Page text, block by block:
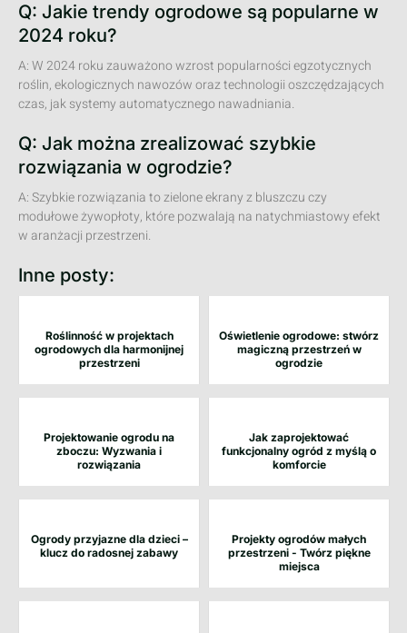
Q: Jakie trendy ogrodowe są popularne w
2024 roku?
A: W 2024 roku zauważono wzrost popularności egzotycznych
roślin, ekologicznych nawozów oraz technologii oszczędzających
czas, jak systemy automatycznego nawadniania.
Q: Jak można zrealizować szybkie
rozwiązania w ogrodzie?
A: Szybkie rozwiązania to zielone ekrany z bluszczu czy
modułowe żywopłoty, które pozwalają na natychmiastowy efekt
w aranżacji przestrzeni.
Inne posty:
Roślinność w projektach
ogrodowych dla harmonijnej
przestrzeni
Oświetlenie ogrodowe: stwórz
magiczną przestrzeń w
ogrodzie
Projektowanie ogrodu na
zboczu: Wyzwania i
rozwiązania
Jak zaprojektować
funkcjonalny ogród z myślą o
komforcie
Ogrody przyjazne dla dzieci –
klucz do radosnej zabawy
Projekty ogrodów małych
przestrzeni - Twórz piękne
miejsca